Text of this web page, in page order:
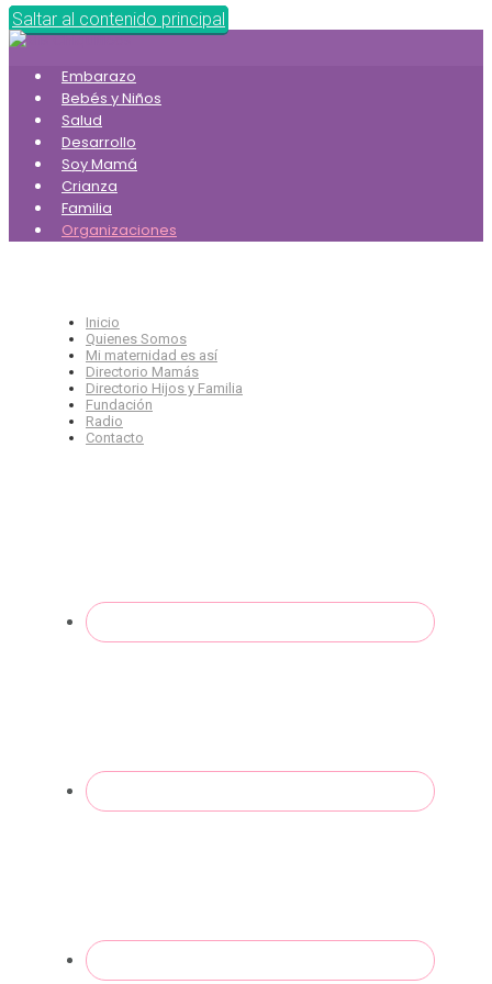
Saltar al contenido principal
Embarazo
Bebés y Niños
Salud
Desarrollo
Soy Mamá
Crianza
Familia
Organizaciones
Inicio
Quienes Somos
Mi maternidad es así
Directorio Mamás
Directorio Hijos y Familia
Fundación
Radio
Contacto